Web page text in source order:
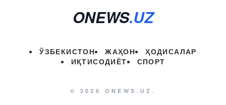
ONEWS.UZ
ЎЗБЕКИСТОН ЖАҲОН
ҲОДИСАЛАР
ИҚТИСОДИЁТ
СПОРТ
© 2026 ONEWS.UZ.